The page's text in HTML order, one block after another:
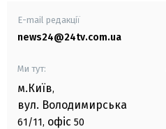
E-mail редакції
news24@24tv.com.ua
Ми тут:
м.Київ,
вул. Володимирська
61/11, офіс 50